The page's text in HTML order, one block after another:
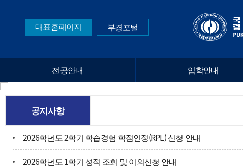
대표홈페이지 부경포털
전공안내 입학안내
공지사항
2026학년도 2학기 학습경험 학점인정(RPL) 신청 안내
2026학년도 1학기 성적 조회 및 이의신청 안내